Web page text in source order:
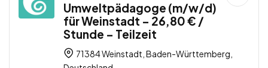
Umweltpädagoge (m/w/d)
für Weinstadt – 26,80 € /
Stunde – Teilzeit
71384 Weinstadt, Baden-Württemberg,